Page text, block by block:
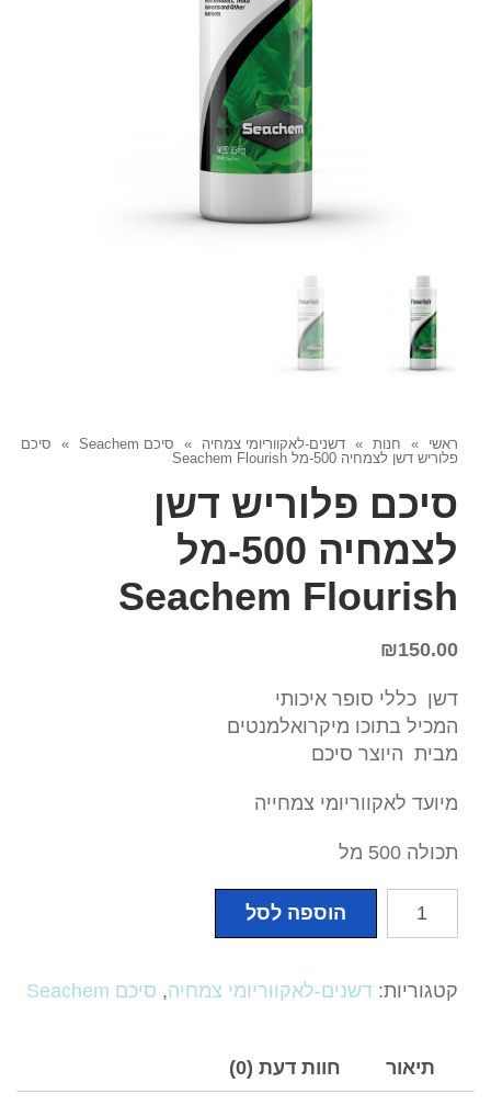
ראשי » חנות » דשנים-לאקווריומי צמחיה » סיכם Seachem »
סיכם
פלוריש דשן לצמחיה 500-מל Seachem Flourish
סיכם פלוריש דשן
לצמחיה 500-מל
Seachem Flourish
₪150.00
דשן כללי סופר איכותי
המכיל בתוכו מיקרואלמנטים
מבית היוצר סיכם
מיועד לאקווריומי צמחייה
תכולה 500 מל
פלוריש
500-
מל
הוספה לסל
קטגוריות: דשנים-לאקווריומי צמחיה, סיכם Seachem
תיאור חוות דעת (0)